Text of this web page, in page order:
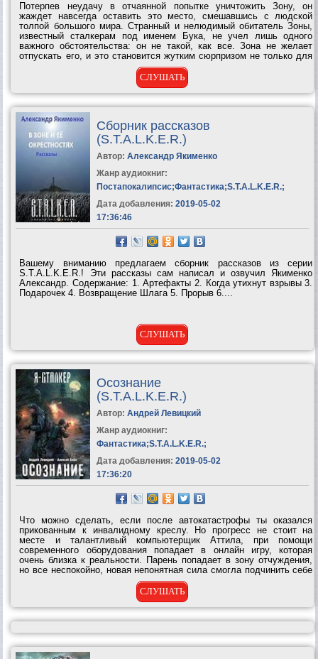
Потерпев неудачу в отчаянной попытке уничтожить Зону, он
жаждет навсегда оставить это место, смешавшись с людской
толпой большого мира. Странный и нелюдимый обитатель Зоны,
известный сталкерам под именем Бука, не учел лишь одного
важного обстоятельства: он не такой, как все. Зона не желает
отпускать его, и это становится жутким сюрпризом не только для
него: военные, ученые, случайные люди чувствуют зловещее
дыхание Зоны — мимо идет...СЛУШАТЬ
Сборник рассказов
(S.T.A.L.K.E.R.)
Автор: Александр Якименко
Жанр аудиокниг:
Постапокалипсис;Фантастика;S.T.A.L.K.E.R.;
Дата добавления: 2019-05-02
17:36:46
Вашему вниманию предлагаем сборник рассказов из серии
S.T.A.L.K.E.R.! Эти рассказы сам написал и озвучил Якименко
Александр. Содержание: 1. Артефакты 2. Когда утихнут взрывы 3.
Подарочек 4. Возвращение Шлага 5. Прорыв 6....
СЛУШАТЬ
Осознание
(S.T.A.L.K.E.R.)
Автор: Андрей Левицкий
Жанр аудиокниг:
Фантастика;S.T.A.L.K.E.R.;
Дата добавления: 2019-05-02
17:36:20
Что можно сделать, если после автокатастрофы ты оказался
прикованным к инвалидному креслу. Но прогресс не стоит на
месте и талантливый компьютерщик Аттила, при помощи
современного оборудования попадает в онлайн игру, которая
очень близка к реальности. Парень попадает в зону отчуждения,
но все неспокойно, новая непонятная сила смогла подчинить себе
мутантов, вместе с этой силой и сектанты черного братства,
СЛУШАТЬ